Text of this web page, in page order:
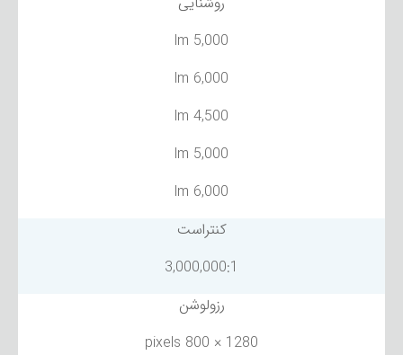
5,000 lm
6,000 lm
4,500 lm
5,000 lm
6,000 lm
کنتراست
3,000,000:1
رزولوشن
1280 × 800 pixels